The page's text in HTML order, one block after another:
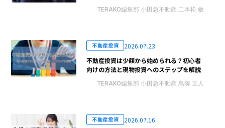
TERAKO編集部 小田急不動産 二本松 敏
不動産投資
2026.07.23
不動産投資は少額から始められる？初心者
向けの方法と現物投資へのステップを解説
TERAKO編集部 小田急不動産 鳥塚 正人
不動産投資
2026.07.16